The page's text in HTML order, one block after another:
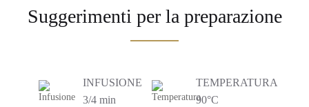
Suggerimenti per la preparazione
INFUSIONE
3/4 min
TEMPERATURA
90°C